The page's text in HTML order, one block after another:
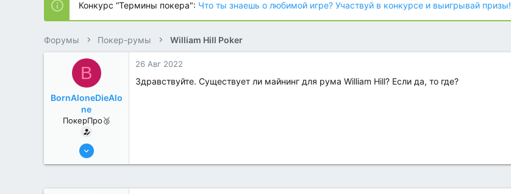
ы
л
а
Конкурс “Термины покера": Что ты знаешь о любимой игре? Участвуй в конкурсе и выигрывай призы!
Форумы Покер-румы William Hill Poker
B
BornAloneDieAlo
ne
ПокерПро🥉
17 Авг 2022
26 Авг 2022
Здравствуйте. Существует ли майнинг для рума William Hill? Если да, то где?